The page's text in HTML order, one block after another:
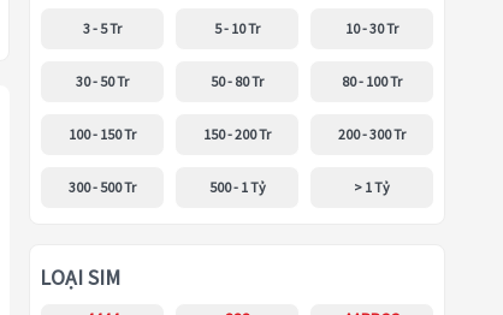
3 - 5 Tr 5 - 10 Tr 10 - 30 Tr
30 - 50 Tr 50 - 80 Tr 80 - 100 Tr
100 - 150 Tr 150 - 200 Tr 200 - 300 Tr
300 - 500 Tr 500 - 1 Tỷ > 1 Tỷ
LOẠI SIM